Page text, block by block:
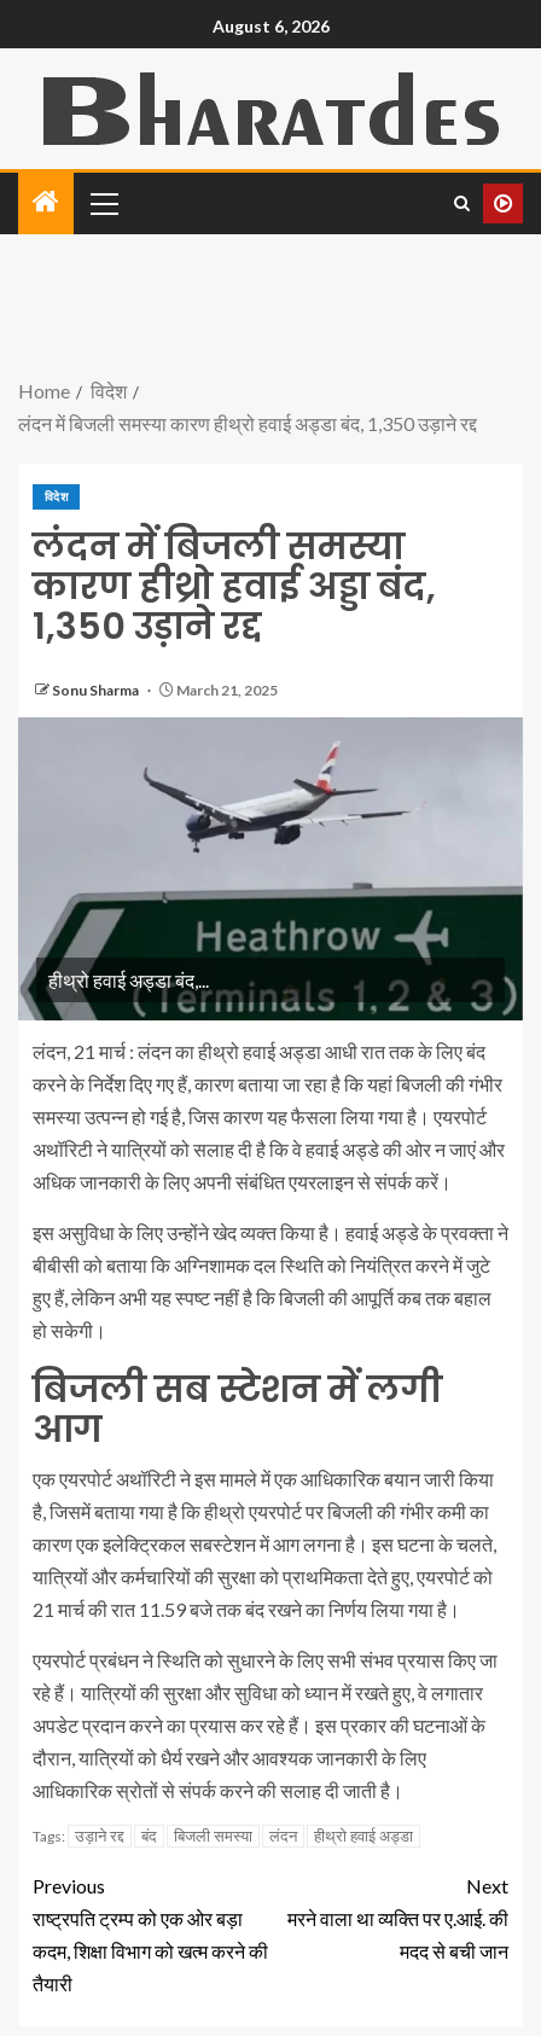
August 6, 2026
Home
विदेश
लंदन में बिजली समस्या कारण हीथ्रो हवाई अड्डा बंद, 1,350 उड़ाने रद्द
विदेश
लंदन में बिजली समस्या
कारण हीथ्रो हवाई अड्डा बंद,
1,350 उड़ाने रद्द
Sonu Sharma March 21, 2025
हीथ्रो हवाई अड्डा बंद,...
लंदन, 21 मार्च : लंदन का हीथ्रो हवाई अड्डा आधी रात तक के लिए बंद
करने के निर्देश दिए गए हैं, कारण बताया जा रहा है कि यहां बिजली की गंभीर
समस्या उत्पन्न हो गई है, जिस कारण यह फैसला लिया गया है। एयरपोर्ट
अथॉरिटी ने यात्रियों को सलाह दी है कि वे हवाई अड्डे की ओर न जाएं और
अधिक जानकारी के लिए अपनी संबंधित एयरलाइन से संपर्क करें।
इस असुविधा के लिए उन्होंने खेद व्यक्त किया है। हवाई अड्डे के प्रवक्ता ने
बीबीसी को बताया कि अग्निशामक दल स्थिति को नियंत्रित करने में जुटे
हुए हैं, लेकिन अभी यह स्पष्ट नहीं है कि बिजली की आपूर्ति कब तक बहाल
हो सकेगी।
बिजली सब स्टेशन में लगी
आग
एक एयरपोर्ट अथॉरिटी ने इस मामले में एक आधिकारिक बयान जारी किया
है, जिसमें बताया गया है कि हीथ्रो एयरपोर्ट पर बिजली की गंभीर कमी का
कारण एक इलेक्ट्रिकल सबस्टेशन में आग लगना है। इस घटना के चलते,
यात्रियों और कर्मचारियों की सुरक्षा को प्राथमिकता देते हुए, एयरपोर्ट को
21 मार्च की रात 11.59 बजे तक बंद रखने का निर्णय लिया गया है।
एयरपोर्ट प्रबंधन ने स्थिति को सुधारने के लिए सभी संभव प्रयास किए जा
रहे हैं। यात्रियों की सुरक्षा और सुविधा को ध्यान में रखते हुए, वे लगातार
अपडेट प्रदान करने का प्रयास कर रहे हैं। इस प्रकार की घटनाओं के
दौरान, यात्रियों को धैर्य रखने और आवश्यक जानकारी के लिए
आधिकारिक स्रोतों से संपर्क करने की सलाह दी जाती है।
Tags: उड़ाने रद्द बंद बिजली समस्या लंदन हीथ्रो हवाई अड्डा
Previous
राष्ट्रपति ट्रम्प को एक ओर बड़ा
कदम, शिक्षा विभाग को खत्म करने की
तैयारी
Next
मरने वाला था व्यक्ति पर ए.आई. की
मदद से बची जान